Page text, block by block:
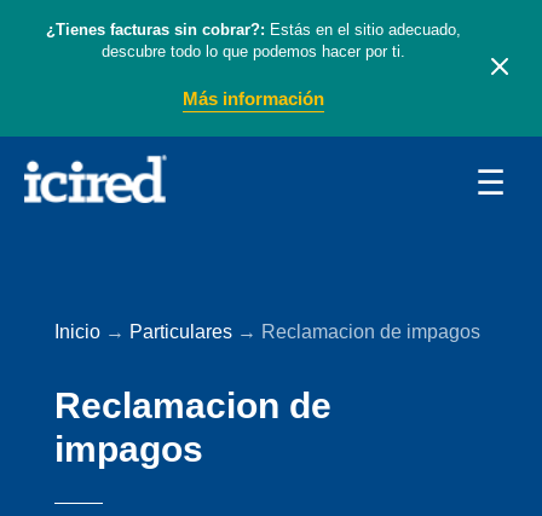
¿Tienes facturas sin cobrar?: Estás en el sitio adecuado,
descubre todo lo que podemos hacer por ti.
Más información
☰
Inicio→ Particulares→ Reclamacion de impagos
Reclamacion de
impagos